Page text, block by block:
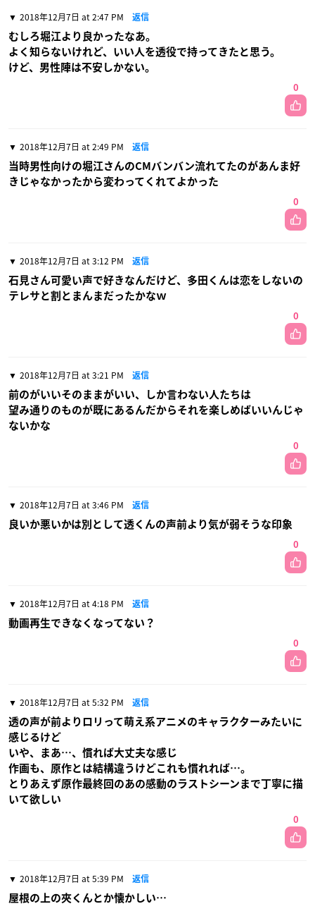
2018年12月7日 at 2:47 PM 返信
むしろ堀江より良かったなあ。
よく知らないけれど、いい人を透役で持ってきたと思う。
けど、男性陣は不安しかない。
0
2018年12月7日 at 2:49 PM 返信
当時男性向けの堀江さんのCMバンバン流れてたのがあんま好
きじゃなかったから変わってくれてよかった
0
2018年12月7日 at 3:12 PM 返信
石見さん可愛い声で好きなんだけど、多田くんは恋をしないの
テレサと割とまんまだったかなｗ
0
2018年12月7日 at 3:21 PM 返信
前のがいいそのままがいい、しか言わない人たちは
望み通りのものが既にあるんだからそれを楽しめばいいんじゃ
ないかな
0
2018年12月7日 at 3:46 PM 返信
良いか悪いかは別として透くんの声前より気が弱そうな印象
0
2018年12月7日 at 4:18 PM 返信
動画再生できなくなってない？
0
2018年12月7日 at 5:32 PM 返信
透の声が前よりロリって萌え系アニメのキャラクターみたいに
感じるけど
いや、まあ…、慣れば大丈夫な感じ
作画も、原作とは結構違うけどこれも慣れれば…。
とりあえず原作最終回のあの感動のラストシーンまで丁寧に描
いて欲しい
0
2018年12月7日 at 5:39 PM 返信
屋根の上の夾くんとか懐かしい…